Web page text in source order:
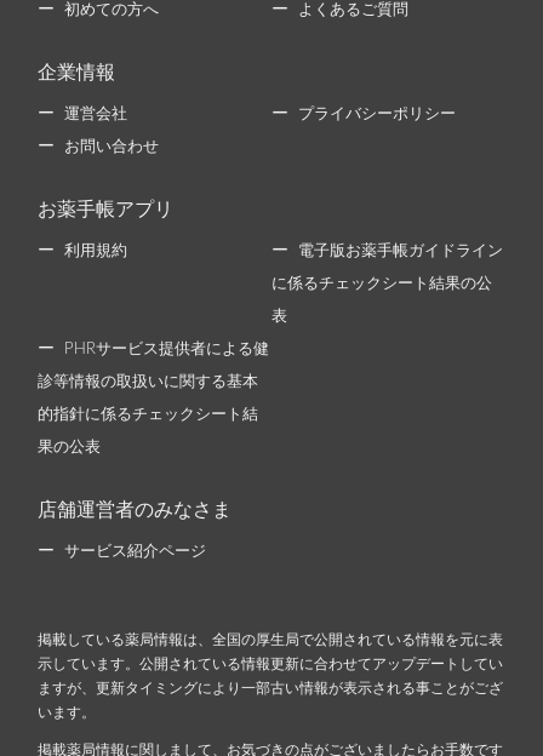
初めての方へ よくあるご質問
企業情報
運営会社 プライバシーポリシー
お問い合わせ
お薬手帳アプリ
利用規約 電子版お薬手帳ガイドライン
に係るチェックシート結果の公
表
PHRサービス提供者による健
診等情報の取扱いに関する基本
的指針に係るチェックシート結
果の公表
店舗運営者のみなさま
サービス紹介ページ
掲載している薬局情報は、全国の厚生局で公開されている情報を元に表
示しています。公開されている情報更新に合わせてアップデートしてい
ますが、更新タイミングにより一部古い情報が表示される事ことがござ
います。
掲載薬局情報に関しまして、お気づきの点がございましたらお手数です